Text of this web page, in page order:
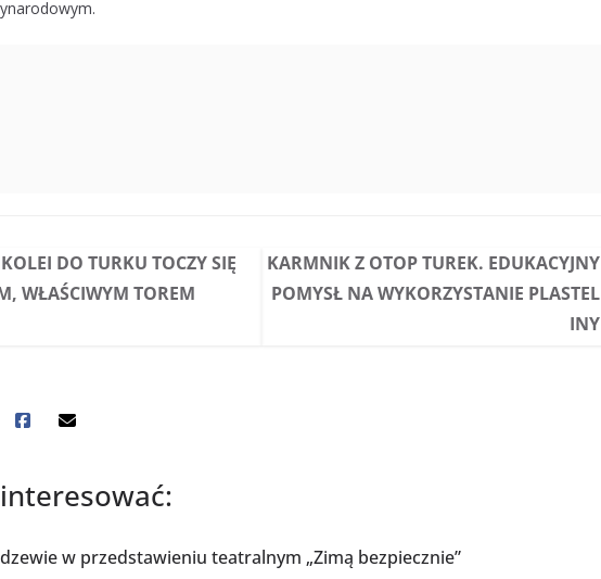
DO TURKU TOCZY SIĘ
WŁAŚCIWYM TOREM
KARMNIK Z OTOP TUREK. EDUKACYJNY
POMYSŁ NA WYKORZYSTANIE PLASTEL
INY
w przedstawieniu teatralnym „Zimą bezpiecznie”